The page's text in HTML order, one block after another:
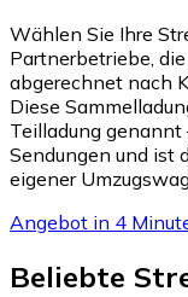
Wählen Sie Ihre
Partnerbetriebe,
abgerechnet nach
Diese
Teilladung genannt
Sendungen und ist
eigener
Angebot in 4
Beliebte